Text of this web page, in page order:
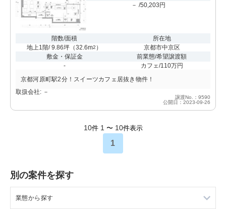
－ /50,203円
階数/面積
地上1階/ 9.86坪 （32.6m2 ）
所在地
京都市中京区
敷金・保証金
-
前業態/希望譲渡額
カフェ/110万円
京都河原町駅2分！スイーツカフェ居抜き物件！
取扱会社: －
譲渡No.：9590
公開日：2023-09-26
10件 1 〜 10件表示
1
別の案件を探す
業態から探す